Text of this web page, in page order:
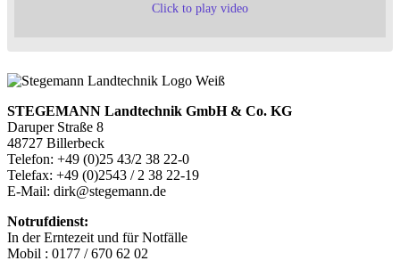
Click to play video
STEGEMANN Landtechnik GmbH & Co. KG
Daruper Straße 8
48727 Billerbeck
Telefon: +49 (0)25 43/2 38 22-0
Telefax: +49 (0)2543 / 2 38 22-19
E-Mail: dirk@stegemann.de
Notrufdienst:
In der Erntezeit und für Notfälle
Mobil : 0177 / 670 62 02